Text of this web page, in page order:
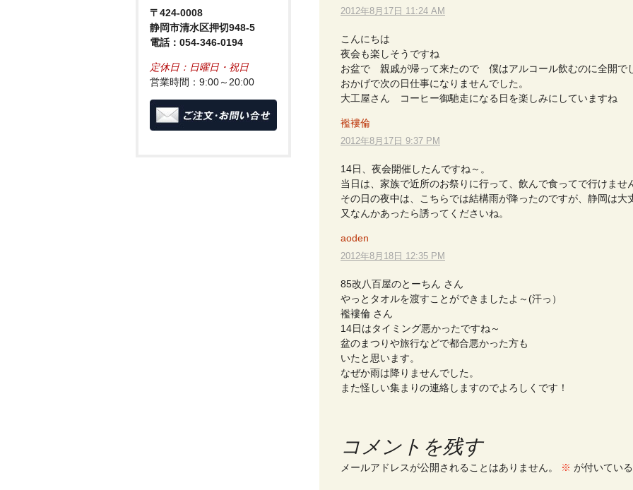
2012年8月17日 11:24 AM
こんにちは
夜会も楽しそうですね
お盆で 親戚が帰って来たので 僕はアルコール飲むのに全開で
おかげで次の日仕事になりませんでした。
大工屋さん コーヒー御馳走になる日を楽しみにしていますね
襤褸倫
2012年8月17日 9:37 PM
14日、夜会開催したんですね～。
当日は、家族で近所のお祭りに行って、飲んで食ってで行けませ
その日の夜中は、こちらでは結構雨が降ったのですが、静岡は大
又なんかあったら誘ってくださいね。
aoden
2012年8月18日 12:35 PM
85改八百屋のとーちん さん
やっとタオルを渡すことができましたよ～(汗っ）
襤褸倫 さん
14日はタイミング悪かったですね～
盆のまつりや旅行などで都合悪かった方も
いたと思います。
なぜか雨は降りませんでした。
また怪しい集まりの連絡しますのでよろしくです！
コメントを残す
メールアドレスが公開されることはありません。 ※ が付いてい
〒424-0008
静岡市清水区押切948-5
電話：054-346-0194
定休日：日曜日・祝日
営業時間：9:00～20:00